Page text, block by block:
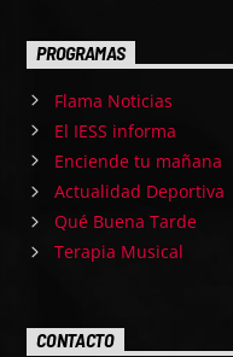
PROGRAMAS
Flama Noticias
El IESS informa
Enciende tu mañana
Actualidad Deportiva
Qué Buena Tarde
Terapia Musical
CONTACTO